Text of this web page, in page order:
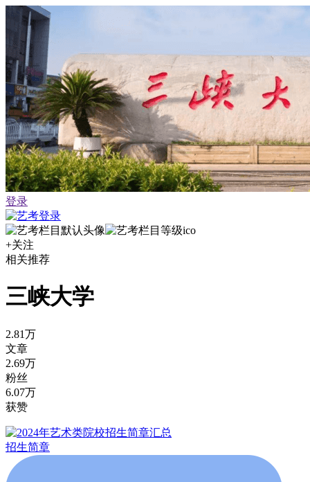
登录
+关注
相关推荐
三峡大学
2.81万
文章
2.69万
粉丝
6.07万
获赞
招生简章